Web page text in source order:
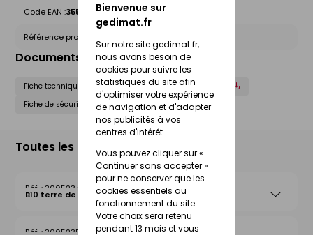
Bienvenue sur
gedimat.fr
Sur notre site gedimat.fr,
nous avons besoin de
cookies pour suivre les
statistiques du site afin
d'optimiser votre expérience
de navigation et d'adapter
nos publicités à vos
centres d'intérêt.
Vous pouvez cliquer sur «
Continuer sans accepter »
pour ne conserver que les
cookies essentiels au
fonctionnement du site.
Votre choix sera retenu
pendant 13 mois et vous
Code EAN :3555432210093
Référence produit nationale Gedimat :
Documents liés
Fiche technique
Déclaration de performance (DOP)
Fiche de sécurité (FdS)
Toutes les déclinaisons
30052349
B10 terre de lune
30052352